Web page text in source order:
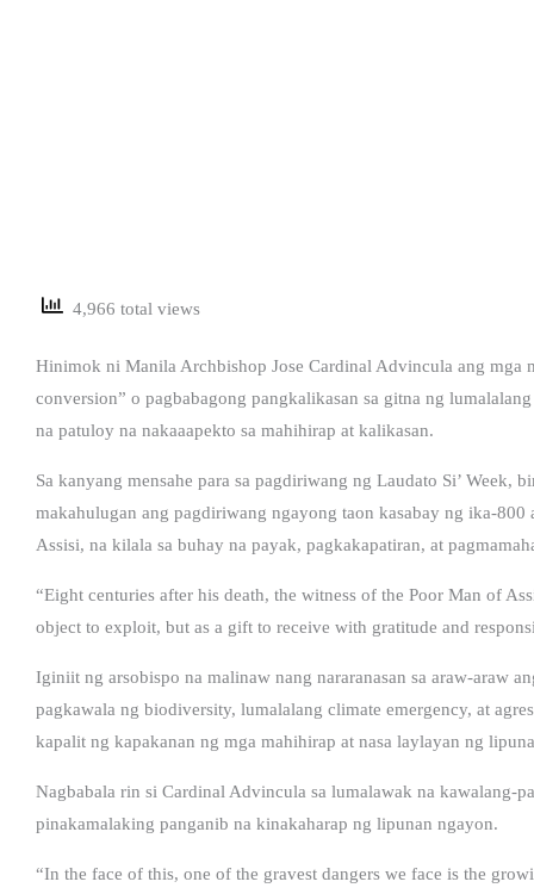
4,966 total views
Hinimok ni Manila Archbishop Jose Cardinal Advincula ang mga
conversion” o pagbabagong pangkalikasan sa gitna ng
na patuloy na nakaaapekto sa mahihirap at kalikasan.
Sa kanyang mensahe para sa pagdiriwang ng Laudato Si’
makahulugan ang pagdiriwang ngayong taon kasabay ng ika-800
Assisi, na kilala sa buhay na payak, pagkakapatiran, at
“Eight centuries after his death, the witness of the Poor Man of
object to exploit, but as a gift to receive with gratitude and
Iginiit ng arsobispo na malinaw nang nararanasan sa araw-araw
pagkawala ng biodiversity, lumalalang climate emergency, at
kapalit ng kapakanan ng mga mahihirap at nasa laylayan ng
Nagbabala rin si Cardinal Advincula sa lumalawak na kawalang-
pinakamalaking panganib na kinakaharap ng lipunan ngayon.
“In the face of this, one of the gravest dangers we face is the